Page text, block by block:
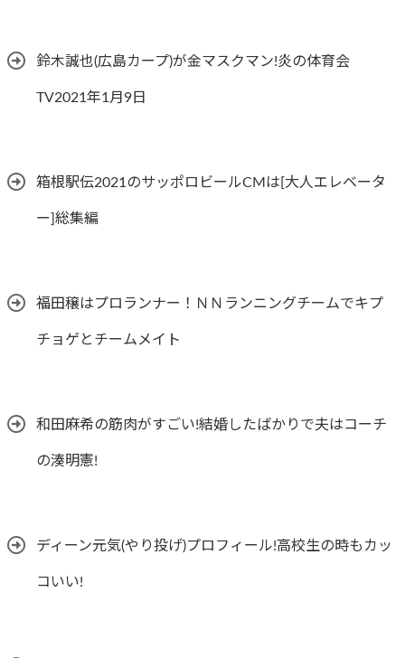
鈴木誠也(広島カープ)が金マスクマン!炎の体育会
TV2021年1月9日
箱根駅伝2021のサッポロビールCMは[大人エレベータ
ー]総集編
福田穣はプロランナー！ＮＮランニングチームでキプ
チョゲとチームメイト
和田麻希の筋肉がすごい!結婚したばかりで夫はコーチ
の湊明憲!
ディーン元気(やり投げ)プロフィール!高校生の時もカッ
コいい!